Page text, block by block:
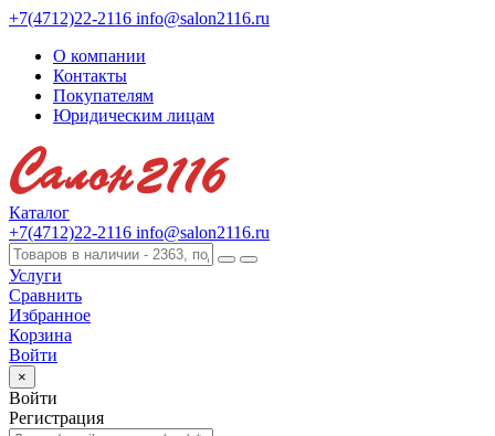
+7(4712)22-2116 info@salon2116.ru
О компании
Контакты
Покупателям
Юридическим лицам
Каталог
+7(4712)22-2116 info@salon2116.ru
Услуги
Сравнить
Избранное
Корзина
Войти
×
Войти
Регистрация